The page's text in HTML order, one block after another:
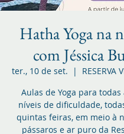
Hatha Yoga na
com Jéssica
ter., 10 de set.
  |
RESERVA
Aulas de Yoga para todas
níveis de dificuldade,
quintas feiras, em meio à
pássaros e ar puro da